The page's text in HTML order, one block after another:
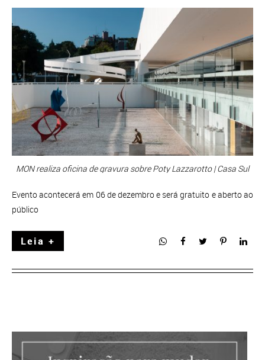
MON realiza oficina de gravura sobre Poty Lazzarotto | Casa Sul
Evento acontecerá em 06 de dezembro e será gratuito e aberto ao
público
Leia +